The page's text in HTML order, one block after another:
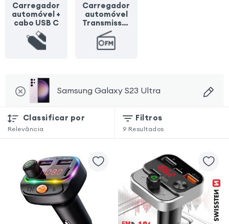
Carregador
automóvel +
cabo USB C
Carregador
automóvel
Transmissor
FM
Samsung Galaxy S23 Ultra
Classificar por
Relevância
Filtros
9 Resultados